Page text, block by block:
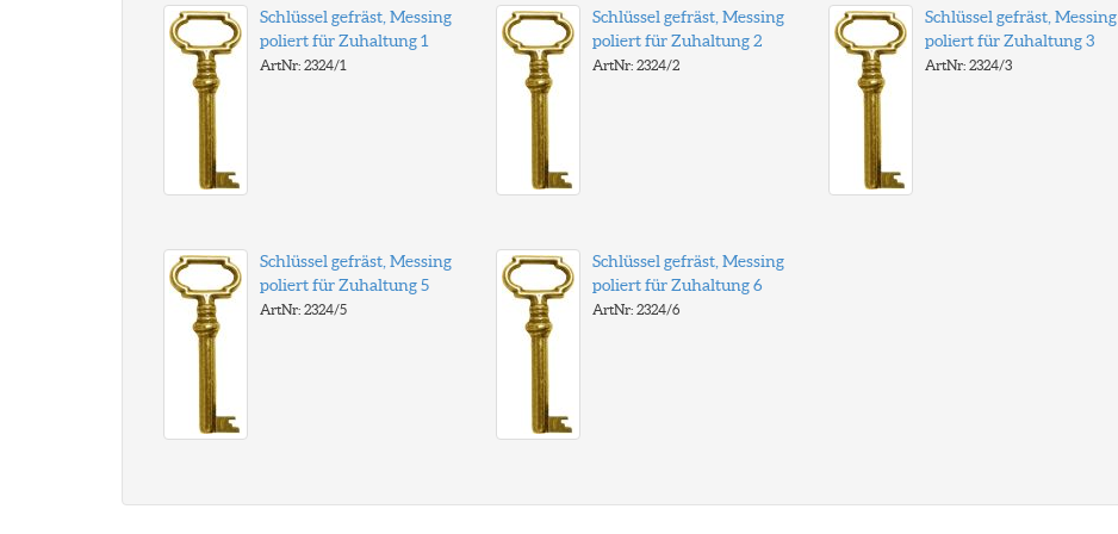
Schlüssel gefräst, Messing
poliert für Zuhaltung 1
ArtNr: 2324/1
Schlüssel gefräst, Messing
poliert für Zuhaltung 2
ArtNr: 2324/2
Schlüssel gefräst, Messing
poliert für Zuhaltung 3
ArtNr: 2324/3
Schlüssel gefräst, Messing
poliert für Zuhaltung 5
ArtNr: 2324/5
Schlüssel gefräst, Messing
poliert für Zuhaltung 6
ArtNr: 2324/6